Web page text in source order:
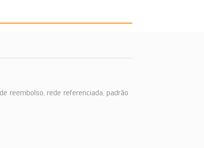
reembolso, rede referenciada, padrão